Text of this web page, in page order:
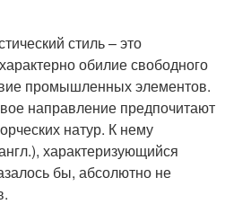
стиль – это
обилие свободного
промышленных элементов.
направление предпочитают
натур. К нему
характеризующийся
бы, абсолютно не